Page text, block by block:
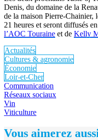
Denis, du domaine de la
de la maison Pierre-Chainier,
21 heures et seront diffusés
l’AOC Touraine et de Kelly
Actualités
Cultures & agronomie
Économie
Loir-et-Cher
Communication
Réseaux sociaux
Vin
Viticulture
Vous aimerez